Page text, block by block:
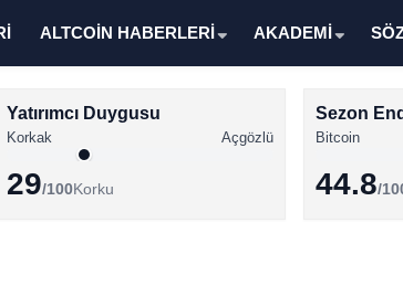
ALTCOİN HABERLERİ AKADEMİ
Yatırımcı Duygusu
Korkak Açgözlü
29/100Korku
Sezon
Bitcoin
44.8/